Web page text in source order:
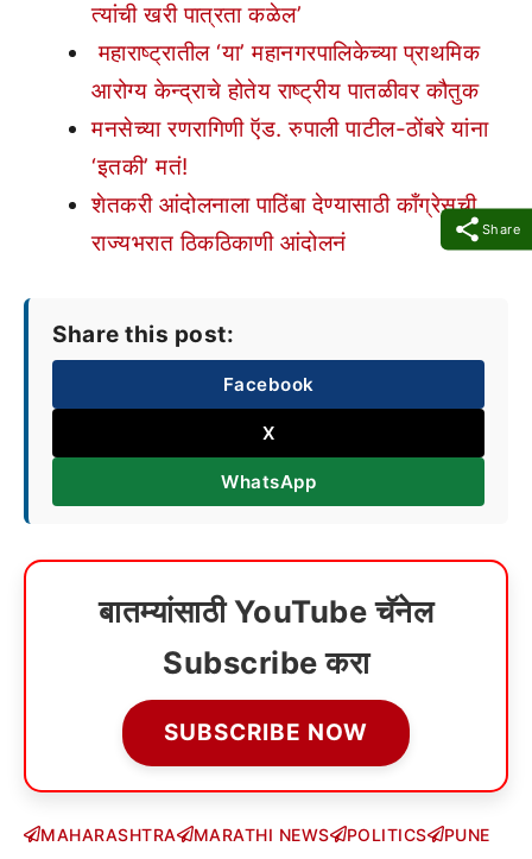
Share
त्यांची खरी पात्रता कळेल’
महाराष्ट्रातील ‘या’ महानगरपालिकेच्या प्राथमिक
आरोग्य केन्द्राचे होतेय राष्ट्रीय पातळीवर कौतुक
मनसेच्या रणरागिणी ऍड. रुपाली पाटील-ठोंबरे यांना
‘इतकी’ मतं!
शेतकरी आंदोलनाला पाठिंबा देण्यासाठी काँग्रेसची
राज्यभरात ठिकठिकाणी आंदोलनं
Share this post:
Facebook
X
WhatsApp
बातम्यांसाठी YouTube चॅनेल
Subscribe करा
SUBSCRIBE NOW
MAHARASHTRA MARATHI NEWS POLITICS PUNE